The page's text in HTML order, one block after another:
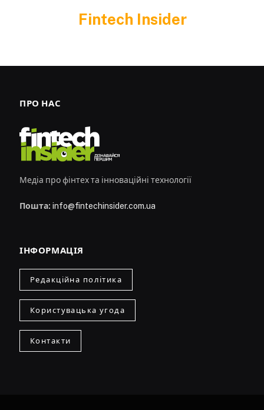
Fintech Insider
ПРО НАС
Медіа про фінтех та інноваційні технології
Пошта: info@fintechinsider.com.ua
ІНФОРМАЦІЯ
Редакційна політика
Користувацька угода
Контакти